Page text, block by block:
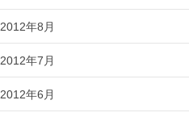
2012年8月
2012年7月
2012年6月